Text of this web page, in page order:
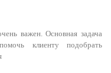
важен. Основная задача
клиенту подобрать